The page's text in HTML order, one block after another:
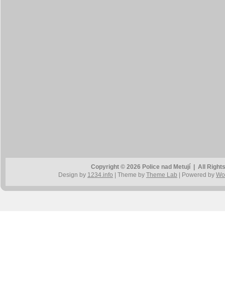
Copyright © 2026 Police nad Metují | All
Design by 1234.info | Theme by Theme Lab | Powered by